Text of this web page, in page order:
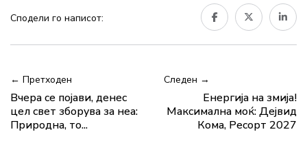
Сподели го написот:
← Претходен
Вчера се појави, денес
цел свет зборува за неа:
Природна, то...
Следен →
Енергија на змија!
Максимална моќ: Дејвид
Кома, Ресорт 2027